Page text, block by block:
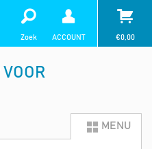
Zoek ACCOUNT €0,00
MENU